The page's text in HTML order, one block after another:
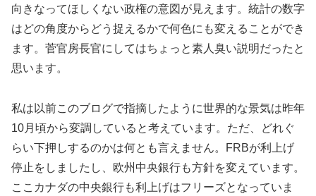
向きなってほしくない政権の意図が見えます。統計の数字
はどの角度からどう捉えるかで何色にも変えることができ
ます。菅官房長官にしてはちょっと素人臭い説明だったと
思います。
私は以前このブログで指摘したように世界的な景気は昨年
10月頃から変調していると考えています。ただ、どれぐ
らい下押しするのかは何とも言えません。FRBが利上げ
停止をしましたし、欧州中央銀行も方針を変えています。
ここカナダの中央銀行も利上げはフリーズとなっていま